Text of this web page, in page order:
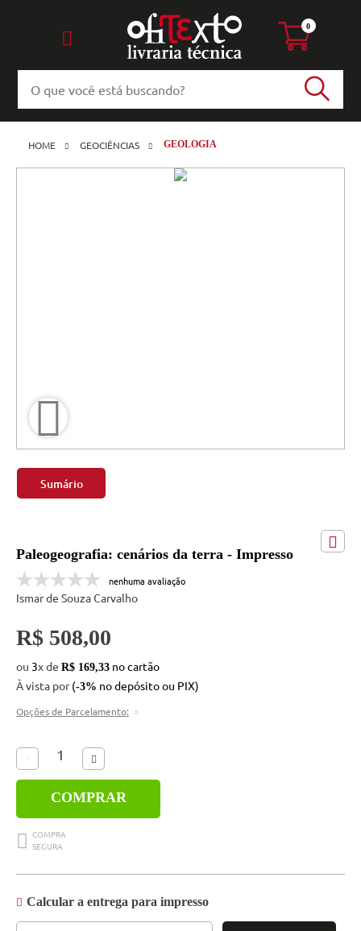
0
HOME GEOCIÊNCIAS GEOLOGIA
Sumário
Paleogeografia: cenários da terra - Impresso
nenhuma avaliação
Ismar de Souza Carvalho
R$ 508,00
ou 3xde R$ 169,33
À vista por(-3% no depósito ou PIX)
Opções de Parcelamento:
COMPRAR
Calcular a entrega para impresso